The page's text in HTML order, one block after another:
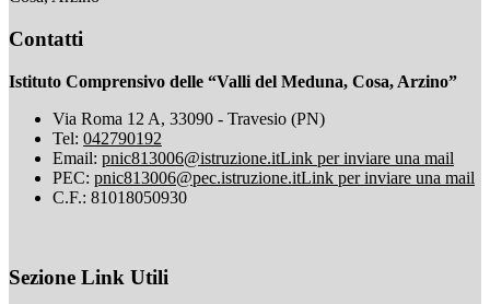
Contatti
Istituto Comprensivo delle “Valli del Meduna, Cosa, Arzino”
Via Roma 12 A, 33090 - Travesio (PN)
Tel: 042790192
Email: pnic813006@istruzione.itLink per inviare una mail
PEC: pnic813006@pec.istruzione.itLink per inviare una mail
C.F.: 81018050930
Sezione Link Utili